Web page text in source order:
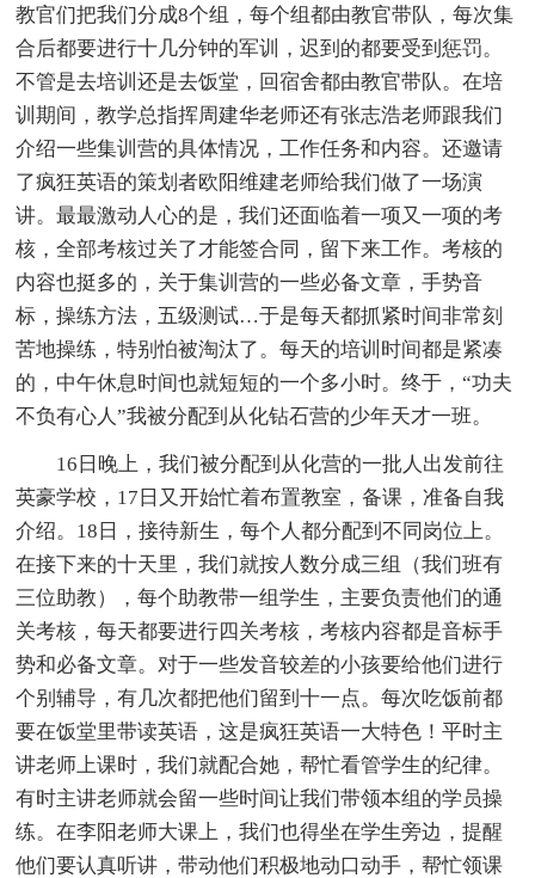
教官们把我们分成8个组，每个组都由教官带队，每次集
合后都要进行十几分钟的军训，迟到的都要受到惩罚。
不管是去培训还是去饭堂，回宿舍都由教官带队。在培
训期间，教学总指挥周建华老师还有张志浩老师跟我们
介绍一些集训营的具体情况，工作任务和内容。还邀请
了疯狂英语的策划者欧阳维建老师给我们做了一场演
讲。最最激动人心的是，我们还面临着一项又一项的考
核，全部考核过关了才能签合同，留下来工作。考核的
内容也挺多的，关于集训营的一些必备文章，手势音
标，操练方法，五级测试…于是每天都抓紧时间非常刻
苦地操练，特别怕被淘汰了。每天的培训时间都是紧凑
的，中午休息时间也就短短的一个多小时。终于，“功夫
不负有心人”我被分配到从化钻石营的少年天才一班。
16日晚上，我们被分配到从化营的一批人出发前往
英豪学校，17日又开始忙着布置教室，备课，准备自我
介绍。18日，接待新生，每个人都分配到不同岗位上。
在接下来的十天里，我们就按人数分成三组（我们班有
三位助教），每个助教带一组学生，主要负责他们的通
关考核，每天都要进行四关考核，考核内容都是音标手
势和必备文章。对于一些发音较差的小孩要给他们进行
个别辅导，有几次都把他们留到十一点。每次吃饭前都
要在饭堂里带读英语，这是疯狂英语一大特色！平时主
讲老师上课时，我们就配合她，帮忙看管学生的纪律。
有时主讲老师就会留一些时间让我们带领本组的学员操
练。在李阳老师大课上，我们也得坐在学生旁边，提醒
他们要认真听讲，带动他们积极地动口动手，帮忙领课